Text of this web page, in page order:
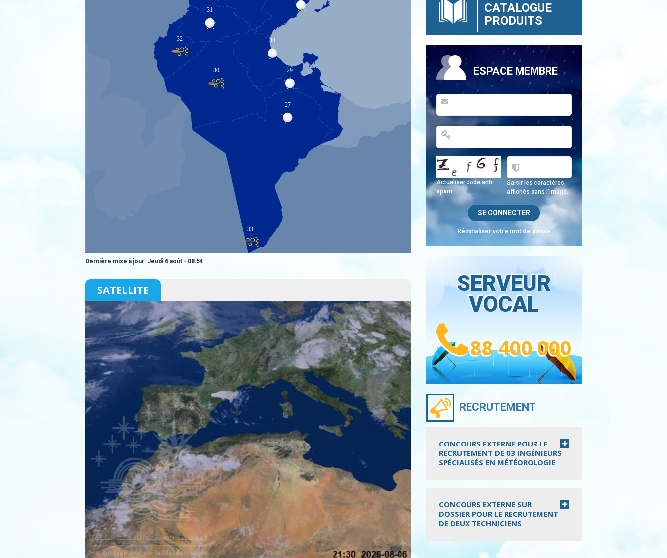
30
31
32
30 29
27
33
Dernière mise à jour: Jeudi 6 août - 08:54
SATELLITE
CATALOGUE
PRODUITS
ESPACE MEMBRE
Saisir les caractères
affichés dans l'image.
Actualiser code anti-
spam
Réinitialiser votre mot de passe
SERVEUR
VOCAL
88 400 000
RECRUTEMENT
CONCOURS EXTERNE POUR LE
RECRUTEMENT DE 03 INGÉNIEURS
SPÉCIALISÉS EN MÉTÉOROLOGIE
CONCOURS EXTERNE SUR
DOSSIER POUR LE RECRUTEMENT
DE DEUX TECHNICIENS